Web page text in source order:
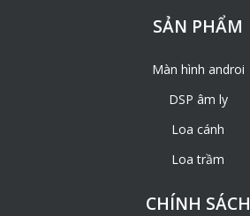
SẢN PHẨM
Màn hình androi
DSP âm ly
Loa cánh
Loa trầm
CHÍNH SÁCH